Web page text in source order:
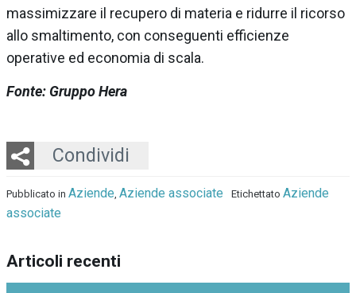
massimizzare il recupero di materia e ridurre il ricorso
allo smaltimento, con conseguenti efficienze
operative ed economia di scala.
Fonte: Gruppo Hera
Condividi
Twitter
LinkedIn
Email
Whatsapp
Pubblicato in Aziende, Aziende associate Etichettato Aziende
associate
Articoli recenti